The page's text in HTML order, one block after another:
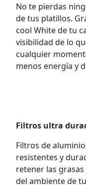
No te pierdas
de tus platillos.
cool White de tu
visibilidad de lo
cualquier
menos energía y
Filtros ultra
Filtros de
resistentes y
retener las
del ambiente de